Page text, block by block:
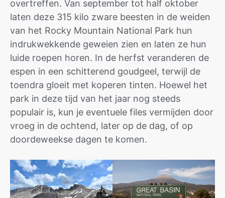
overtreffen. Van september tot half oktober
laten deze 315 kilo zware beesten in de weiden
van het Rocky Mountain National Park hun
indrukwekkende geweien zien en laten ze hun
luide roepen horen. In de herfst veranderen de
espen in een schitterend goudgeel, terwijl de
toendra gloeit met koperen tinten. Hoewel het
park in deze tijd van het jaar nog steeds
populair is, kun je eventuele files vermijden door
vroeg in de ochtend, later op de dag, of op
doordeweekse dagen te komen.